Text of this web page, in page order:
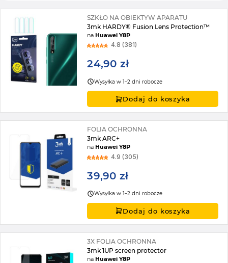
SZKŁO NA OBIEKTYW APARATU
3mk HARDY® Fusion Lens Protection™
naHuawei Y8P
4.8 (381)
24,90 zł
Wysyłka w 1–2 dni robocze
Dodaj do koszyka
FOLIA OCHRONNA
3mk ARC+
naHuawei Y8P
4.9 (305)
39,90 zł
Wysyłka w 1–2 dni robocze
Dodaj do koszyka
3X FOLIA OCHRONNA
3mk 1UP screen protector
naHuawei Y8P